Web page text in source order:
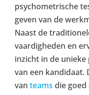
psychometrische
geven van de
Naast de
vaardigheden en
inzicht in de
van een kandidaat.
van teams die